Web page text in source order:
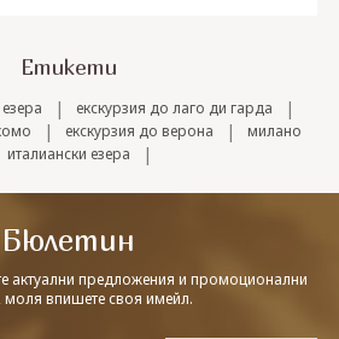
Етикети
| екскурзия до лаго ди гарда |
| екскурзия до верона | милано
италиански езера |
Бюлетин
актуални предложения и промоционални
моля впишете своя имейл.